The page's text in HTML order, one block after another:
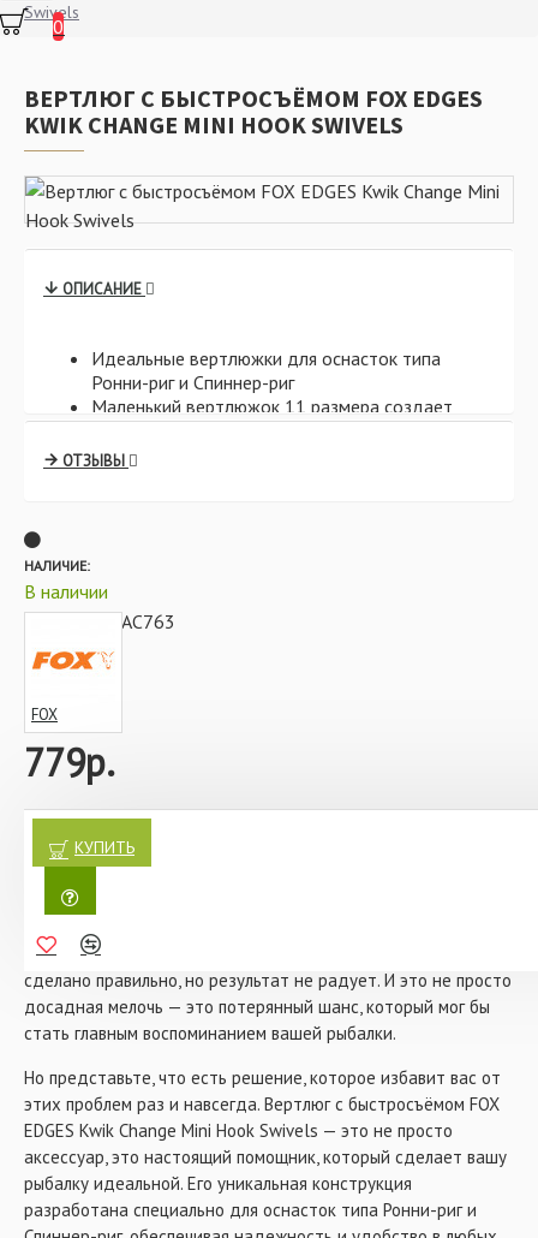
0
Swivels
ВЕРТЛЮГ С БЫСТРОСЪЁМОМ FOX EDGES
KWIK CHANGE MINI HOOK SWIVELS
ОПИСАНИЕ
Идеальные вертлюжки для оснасток типа
Ронни-риг и Спиннер-риг
Маленький вертлюжок 11 размера создает
Не отражающее блики покрытие
сравнению с классическим исполнением этих
оснасток
Крючки легко крепятся к вертлюжку
Нет необходимости отгибать Быстросъемный
чтобы крючок плотно сидел на вертлюге
10 штук в упаковке
ОТЗЫВЫ
779р.
НАЛИЧИЕ:
В наличии
CAC763
FOX
КУПИТЬ
Вы знаете это чувство, когда собираетесь на рыбалку,
тщательно готовите снасти, но в самый ответственный
момент что-то идет не так? Оснастка запутывается,
вертлюг не выдерживает нагрузки, и долгожданный трофей
привкус, знакомо каждому рыболову. Кажется, что всё
сделано правильно, но результат не радует. И это не просто
досадная мелочь — это потерянный шанс, который мог бы
стать главным воспоминанием вашей рыбалки.
Но представьте, что есть решение, которое избавит вас от
этих проблем раз и навсегда. Вертлюг с быстросъёмом FOX
EDGES Kwik Change Mini Hook Swivels — это не просто
аксессуар, это настоящий помощник, который сделает вашу
рыбалку идеальной. Его уникальная конструкция
разработана специально для оснасток типа Ронни-риг и